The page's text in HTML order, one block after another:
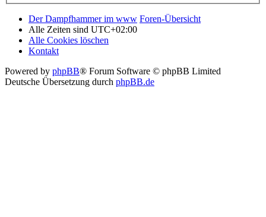
Der Dampfhammer im www Foren-Übersicht
Alle Zeiten sind UTC+02:00
Alle Cookies löschen
Kontakt
Powered by phpBB® Forum Software © phpBB Limited
Deutsche Übersetzung durch phpBB.de